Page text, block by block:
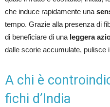
che induce rapidamente una
tempo. Grazie alla presenza di
di beneficiare di una leggera
dalle scorie accumulate, pulisce
A chi è
fichi d’India